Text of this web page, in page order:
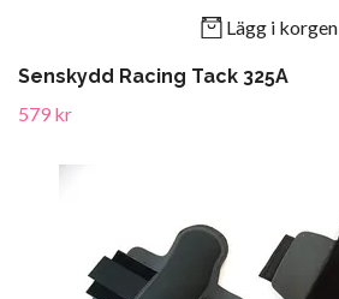
Lägg i korgen
Senskydd Racing Tack 325A
579 kr